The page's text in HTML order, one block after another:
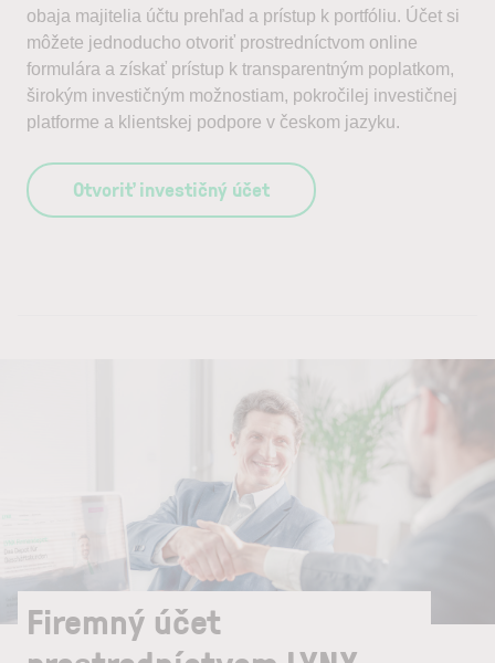
obaja majitelia účtu prehľad a prístup k portfóliu. Účet si
môžete jednoducho otvoriť prostredníctvom online
formulára a získať prístup k transparentným poplatkom,
širokým investičným možnostiam, pokročilej investičnej
platforme a klientskej podpore v českom jazyku.
Otvoriť investičný účet
Firemný účet